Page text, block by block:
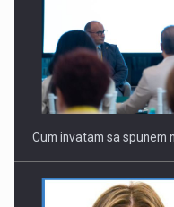
Cum invatam sa